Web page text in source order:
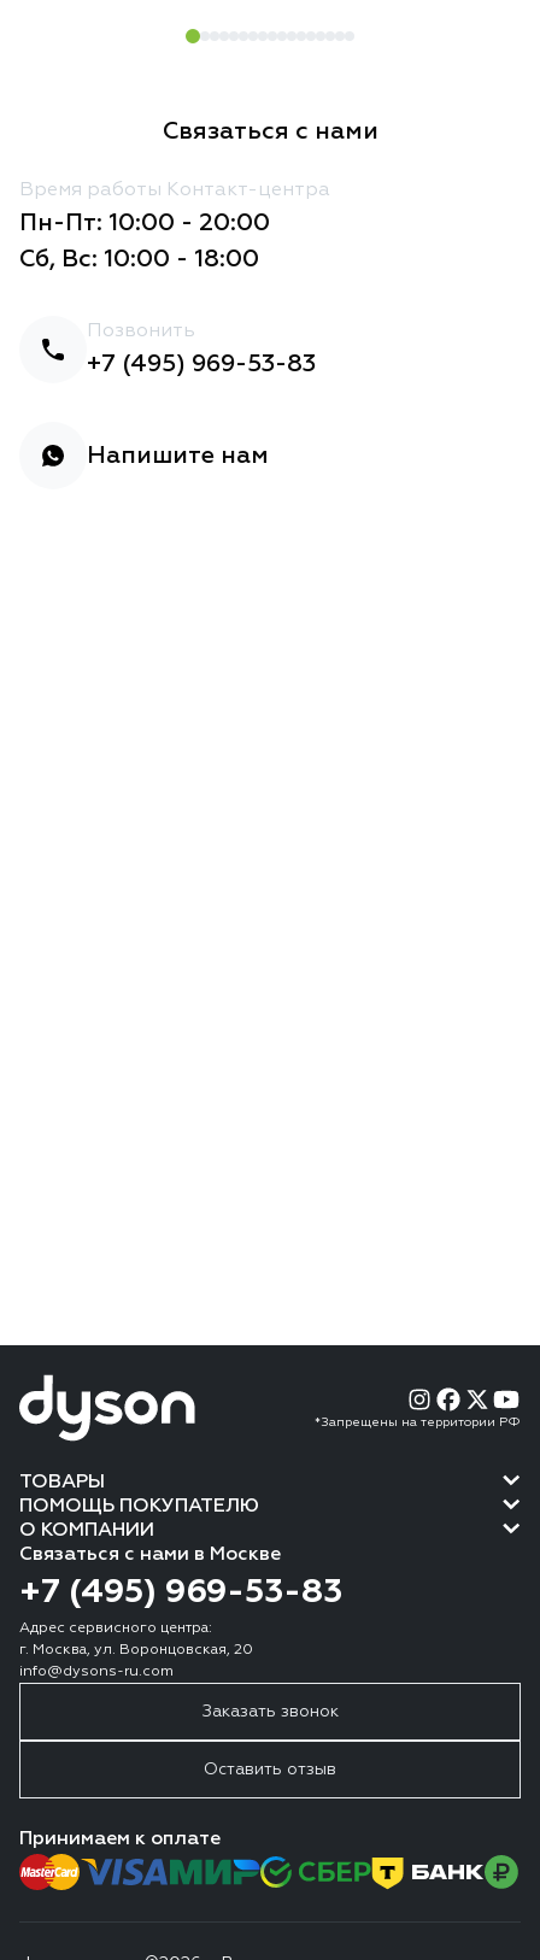
Связаться с нами
Время работы Контакт-центра
Пн-Пт: 10:00 - 20:00
Сб, Вс: 10:00 - 18:00
Позвонить
+7 (495) 969-53-83
Напишите нам
*Запрещены на территории РФ
ТОВАРЫ
ПОМОЩЬ ПОКУПАТЕЛЮ
О КОМПАНИИ
Связаться с нами в Москве
+7 (495) 969-53-83
Адрес сервисного центра:
г. Москва, ул. Воронцовская, 20
info@dysons-ru.com
Заказать звонок
Оставить отзыв
Принимаем к оплате